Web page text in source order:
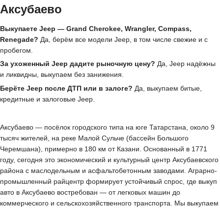
Аксубаево
Выкупаете Jeep — Grand Cherokee, Wrangler, Compass,
Renegade? Да, берём все модели Jeep, в том числе свежие и с
пробегом.
За ухоженный Jeep дадите рыночную цену? Да, Jeep надёжны
и ликвидны, выкупаем без занижения.
Берёте Jeep после ДТП или в залоге? Да, выкупаем битые,
кредитные и залоговые Jeep.
Аксубаево — посёлок городского типа на юге Татарстана, около 9
тысяч жителей, на реке Малой Сульче (бассейн Большого
Черемшана), примерно в 180 км от Казани. Основанный в 1771
году, сегодня это экономический и культурный центр Аксубаевского
района с маслодельным и асфальтобетонным заводами. Аграрно-
промышленный райцентр формирует устойчивый спрос, где выкуп
авто в Аксубаево востребован — от легковых машин до
коммерческого и сельскохозяйственного транспорта. Мы выкупаем